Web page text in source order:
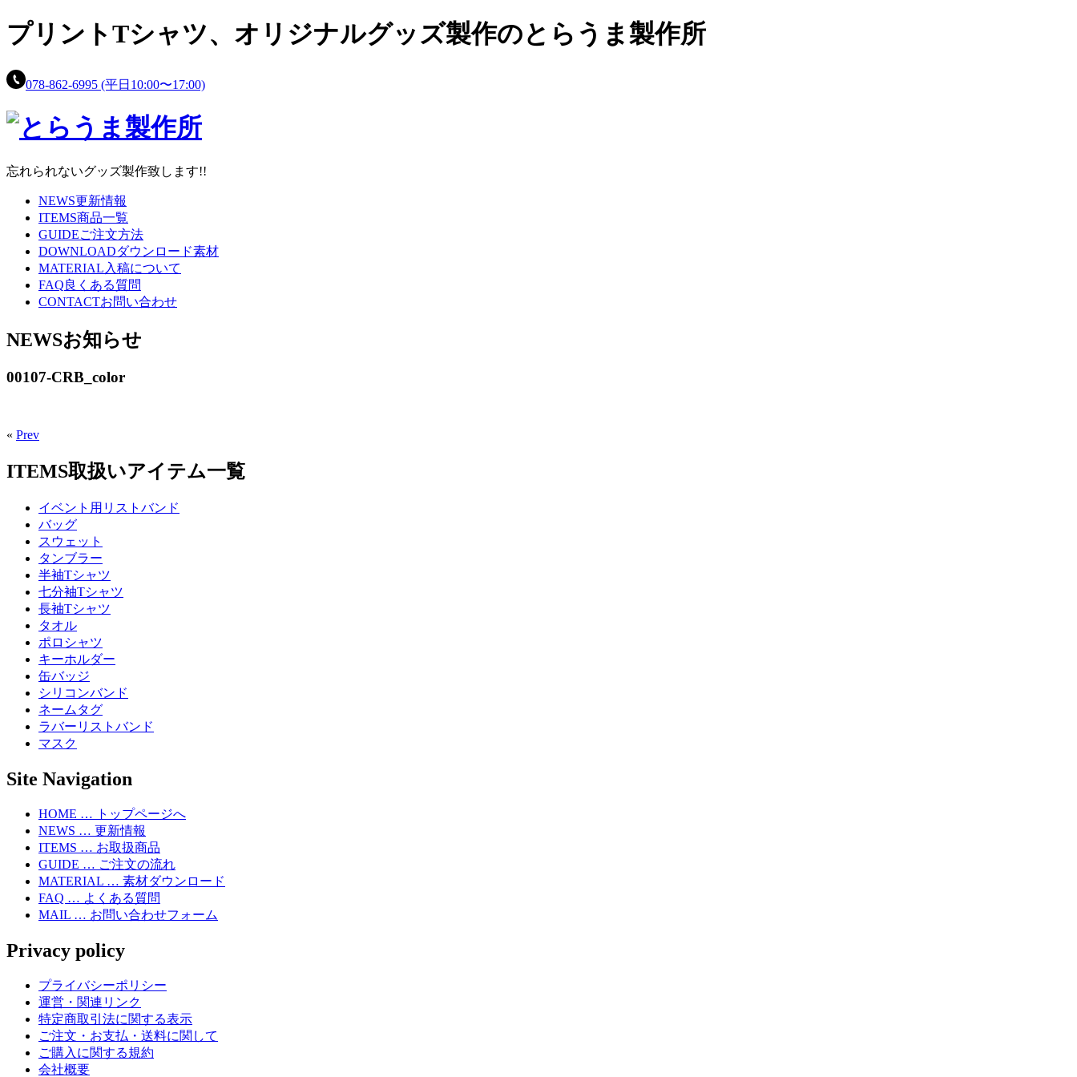
プリントTシャツ、 オリジナルグッズ製作のとらうま製作所
078-862-6995 (平日10:00〜17:00)
忘れられないグッズ製作致します!!
NEWS更新情報
ITEMS商品一覧
GUIDEご注文方法
DOWNLOADダウンロード素材
MATERIAL 入稿について
FAQ良くある質問
CONTACTお問い合わせ
NEWSお知らせ
00107-CRB_color
« Prev
ITEMS取扱いアイテム一覧
イベント用リストバンド
バッグ
スウェット
タンブラー
半袖Tシャツ
七分袖Tシャツ
長袖Tシャツ
タオル
ポロシャツ
キーホルダー
缶バッジ
シリコンバンド
ネームタグ
ラバーリストバンド
マスク
Site Navigation
HOME … トップページへ
NEWS … 更新情報
ITEMS … お取扱商品
GUIDE … ご注文の流れ
MATERIAL … 素材ダウンロード
FAQ … よくある質問
MAIL … お問い合わせフォーム
Privacy policy
プライバシーポリシー
運営・関連リンク
特定商取引法に関する表示
ご注文・お支払・送料に関して
ご購入に関する規約
会社概要